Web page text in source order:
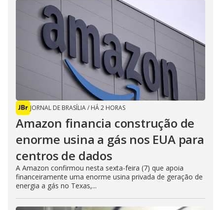
JORNAL DE BRASÍLIA/ HÁ 2 HORAS
Amazon financia construção de
enorme usina a gás nos EUA para
centros de dados
A Amazon confirmou nesta sexta-feira (7) que apoia
financeiramente uma enorme usina privada de geração de
energia a gás no Texas,...